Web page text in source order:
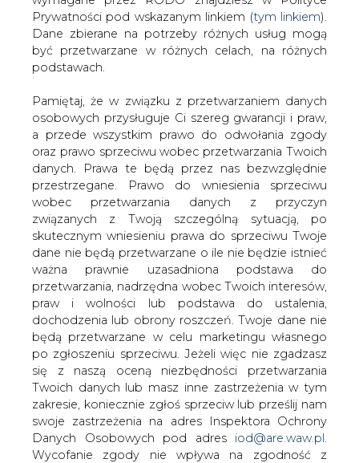
Prywatności pod wskazanym linkiem (tym linkiem).
Dane zbierane na potrzeby różnych usług mogą
być przetwarzane w różnych celach, na różnych
podstawach.
Pamiętaj, że w związku z przetwarzaniem danych
osobowych przysługuje Ci szereg gwarancji i praw,
a przede wszystkim prawo do odwołania zgody
oraz prawo sprzeciwu wobec przetwarzania Twoich
danych. Prawa te będą przez nas bezwzględnie
przestrzegane. Prawo do wniesienia sprzeciwu
wobec przetwarzania danych z przyczyn
związanych z Twoją szczególną sytuacją, po
skutecznym wniesieniu prawa do sprzeciwu Twoje
dane nie będą przetwarzane o ile nie będzie istnieć
ważna prawnie uzasadniona podstawa do
przetwarzania, nadrzędna wobec Twoich interesów,
praw i wolności lub podstawa do ustalenia,
dochodzenia lub obrony roszczeń. Twoje dane nie
będą przetwarzane w celu marketingu własnego
po zgłoszeniu sprzeciwu. Jeżeli więc nie zgadzasz
się z naszą oceną niezbędności przetwarzania
Twoich danych lub masz inne zastrzeżenia w tym
zakresie, koniecznie zgłoś sprzeciw lub prześlij nam
swoje zastrzeżenia na adres Inspektora Ochrony
Danych Osobowych pod adres iod@are.waw.pl.
Wycofanie zgody nie wpływa na zgodność z
1ogłoszenia
2
W Gorzowie Wielkopolskim ruszyły
przygotowania do budowy fabryki rakiet
3
Budowa terminala intermodalnego w
Zabrzu wkracza w końcowy etap
realizacji
4
Kogo teraz zatrudniają Polskie Sieci
Elektroenergetyczne
5
Do końca sierpnia trzeba złożyć wniosek
o bon ciepłowniczy